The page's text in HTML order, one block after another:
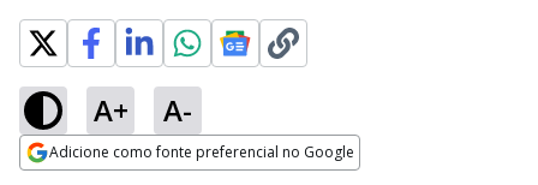
A+ A-
Adicione como fonte preferencial no Google